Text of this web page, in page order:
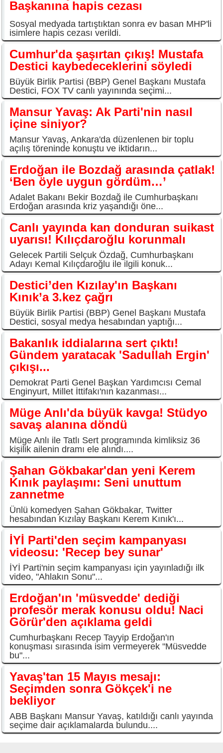
Başkanına hapis cezası
Sosyal medyada tartıştıktan sonra ev basan MHP'li
isimlere hapis cezası verildi.
Cumhur'da şaşırtan çıkış! Mustafa
Destici kaybedeceklerini söyledi
Büyük Birlik Partisi (BBP) Genel Başkanı Mustafa
Destici, FOX TV canlı yayınında seçimi...
Mansur Yavaş: Ak Parti'nin nasıl
içine siniyor?
Mansur Yavaş, Ankara'da düzenlenen bir toplu
açılış töreninde konuştu ve iktidarın...
Erdoğan ile Bozdağ arasında çatlak!
‘Ben öyle uygun gördüm…’
Adalet Bakanı Bekir Bozdağ ile Cumhurbaşkanı
Erdoğan arasında kriz yaşandığı öne...
Canlı yayında kan donduran suikast
uyarısı! Kılıçdaroğlu korunmalı
Gelecek Partili Selçuk Özdağ, Cumhurbaşkanı
Adayı Kemal Kılıçdaroğlu ile ilgili konuk...
Destici’den Kızılay'ın Başkanı
Kınık’a 3.kez çağrı
Büyük Birlik Partisi (BBP) Genel Başkanı Mustafa
Destici, sosyal medya hesabından yaptığı...
Bakanlık iddialarına sert çıktı!
Gündem yaratacak 'Sadullah Ergin'
çıkışı...
Demokrat Parti Genel Başkan Yardımcısı Cemal
Enginyurt, Millet İttifakı'nın kazanması...
Müge Anlı'da büyük kavga! Stüdyo
savaş alanına döndü
Müge Anlı ile Tatlı Sert programında kimliksiz 36
kişilik ailenin dramı ele alındı....
Şahan Gökbakar'dan yeni Kerem
Kınık paylaşımı: Seni unuttum
zannetme
Ünlü komedyen Şahan Gökbakar, Twitter
hesabından Kızılay Başkanı Kerem Kınık'ı...
İYİ Parti'den seçim kampanyası
videosu: 'Recep bey sunar'
İYİ Parti'nin seçim kampanyası için yayınladığı ilk
video, "Ahlakın Sonu"...
Erdoğan'ın 'müsvedde' dediği
profesör merak konusu oldu! Naci
Görür'den açıklama geldi
Cumhurbaşkanı Recep Tayyip Erdoğan'ın
konuşması sırasında isim vermeyerek "Müsvedde
bu"...
Yavaş'tan 15 Mayıs mesajı:
Seçimden sonra Gökçek'i ne
bekliyor
ABB Başkanı Mansur Yavaş, katıldığı canlı yayında
seçime dair açıklamalarda bulundu....